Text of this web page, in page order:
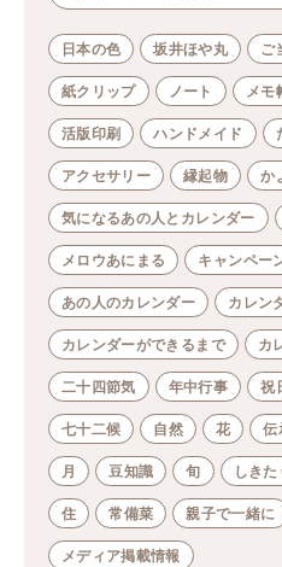
日本の色 坂井ほや丸 ご
紙クリップ ノート メモ
活版印刷 ハンドメイド
アクセサリー 縁起物 か
気になるあの人とカレンダー
メロウあにまる キャンペー
あの人のカレンダー カレン
カレンダーができるまで カ
二十四節気 年中行事 祝
七十二候 自然 花 伝
月 豆知識 旬 しきた
住 常備菜 親子で一緒に
メディア掲載情報